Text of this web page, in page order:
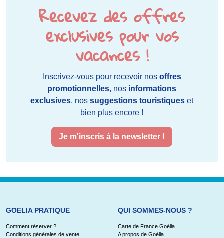
Recevez des offres
exclusives pour vos
vacances !
Inscrivez-vous pour recevoir nos offres
promotionnelles, nos informations
exclusives, nos suggestions touristiques et
bien plus encore !
Je m'inscris à la newsletter !
GOELIA PRATIQUE
Comment réserver ?
Conditions générales de vente
QUI SOMMES-NOUS ?
Carte de France Goélia
A propos de Goélia